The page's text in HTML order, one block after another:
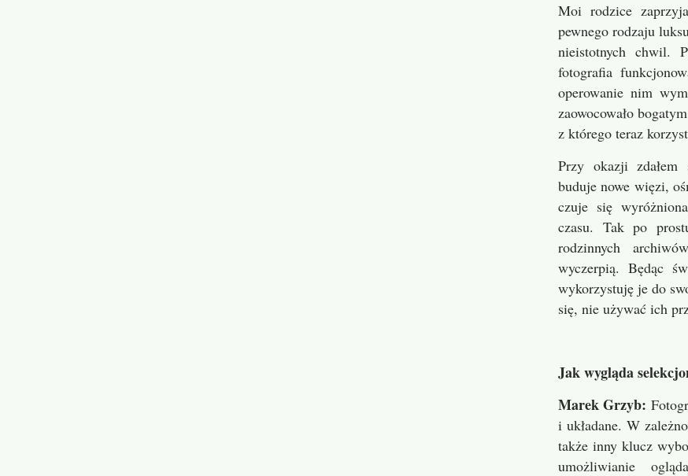
Moi rodzice
pewnego rodzaju
nieistotnych chwil.
fotografia
operowanie nim
zaowocowało
z którego teraz
Przy okazji zdałem
buduje nowe więzi,
czuje się
czasu. Tak po
rodzinnych
wyczerpią. Będąc
wykorzystuję je do
się, nie używać ich
Jak wygląda
Marek Grzyb:
i układane. W
także inny klucz
umożliwianie